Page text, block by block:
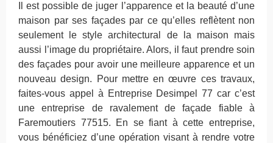
Il est possible de juger l’apparence et la beauté d’une
maison par ses façades par ce qu’elles reflètent non
seulement le style architectural de la maison mais
aussi l’image du propriétaire. Alors, il faut prendre soin
des façades pour avoir une meilleure apparence et un
nouveau design. Pour mettre en œuvre ces travaux,
faites-vous appel à Entreprise Desimpel 77 car c’est
une entreprise de ravalement de façade fiable à
Faremoutiers 77515. En se fiant à cette entreprise,
vous bénéficiez d’une opération visant à rendre votre